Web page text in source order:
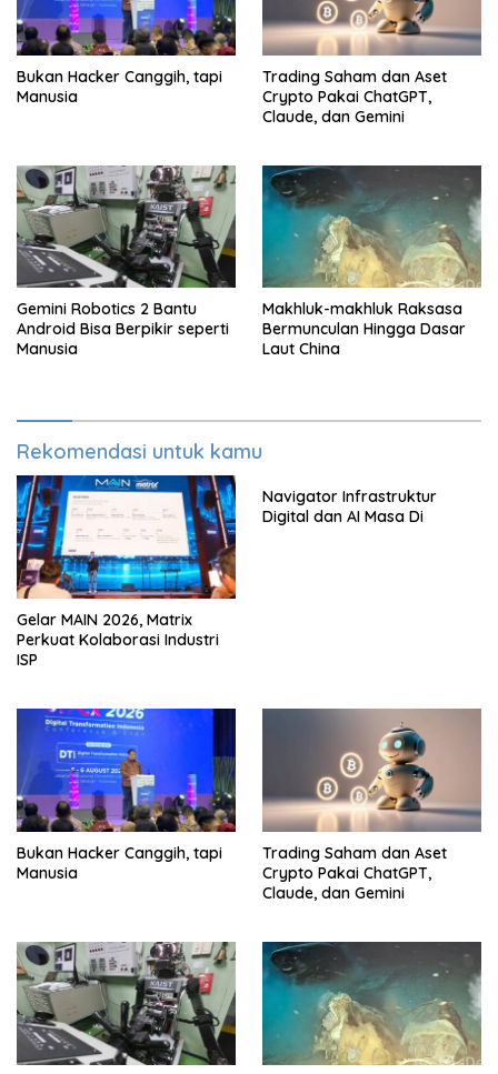
Bukan Hacker Canggih, tapi
Manusia
Trading Saham dan Aset
Crypto Pakai ChatGPT,
Claude, dan Gemini
Gemini Robotics 2 Bantu
Android Bisa Berpikir seperti
Manusia
Makhluk-makhluk Raksasa
Bermunculan Hingga Dasar
Laut China
Rekomendasi untuk kamu
Gelar MAIN 2026, Matrix
Perkuat Kolaborasi Industri
ISP
Navigator Infrastruktur
Digital dan AI Masa Di
Bukan Hacker Canggih, tapi
Manusia
Trading Saham dan Aset
Crypto Pakai ChatGPT,
Claude, dan Gemini